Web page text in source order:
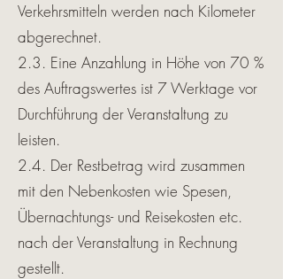
Verkehrsmitteln werden nach Kilometer
abgerechnet.
2.3. Eine Anzahlung in Höhe von 70 %
des Auftragswertes ist 7 Werktage vor
Durchführung der Veranstaltung zu
leisten.
2.4. Der Restbetrag wird zusammen
mit den Nebenkosten wie Spesen,
Übernachtungs- und Reisekosten etc.
nach der Veranstaltung in Rechnung
gestellt.